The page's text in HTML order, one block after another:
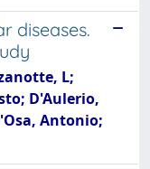
diseases.
L;
D'Aulerio,
Antonio;